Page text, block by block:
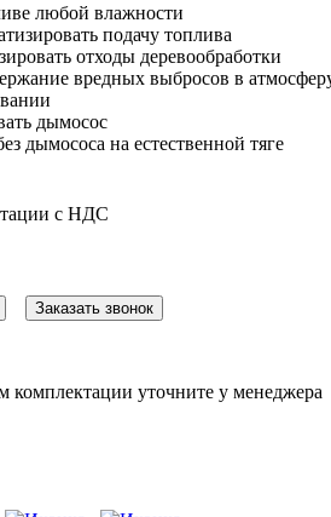
любой влажности
подачу топлива
отходы деревообработки
вредных выбросов в
дымосос
дымососа на естественной тяге
с НДС
Заказать звонок
комплектации уточните у менеджера